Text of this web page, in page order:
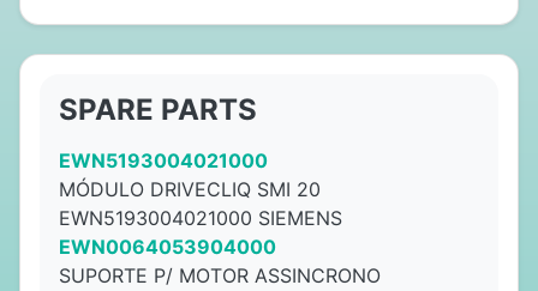
SPARE PARTS
EWN5193004021000
MÓDULO DRIVECLIQ SMI 20
EWN5193004021000 SIEMENS
EWN0064053904000
SUPORTE P/ MOTOR ASSINCRONO